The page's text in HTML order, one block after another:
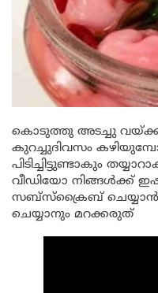
കൊടുത്തു അടച്ചു
കുറച്ചുദിവസം
പിടിച്ചിട്ടുണ്ടാകും
വീഡിയോ നിങ്ങൾക്ക്
സബ്സ്ക്രൈബ് ചെയ്യാൻ
ചെയ്യാനും മറക്കരുത്